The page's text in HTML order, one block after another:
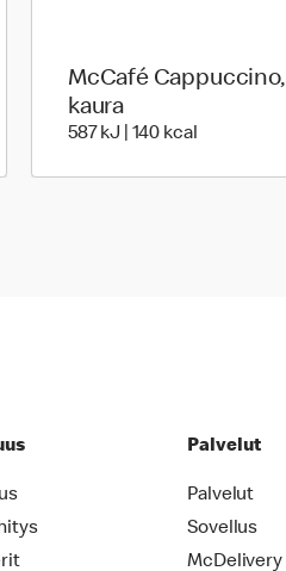
McCafé Cappuccino,
kaura
587 kJ | 140 kcal
Palvelut
Palvelut
Sovellus
McDelivery